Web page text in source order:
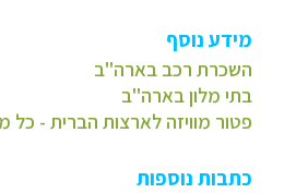
מידע נוסף
השכרת רכב בארה"ב
בתי מלון בארה"ב
פטור מוויזה לארצות הברית -
כתבות נוספות